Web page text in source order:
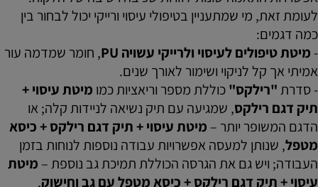
לעומת זאת, מי שמתעניין בטיפולי עיסוי ורייקי יכול לבחור בין
כמה דגמים:
- מיטת טיפולים לעיסוי ולרייקי עשויה PU
, חומר שמדמה עור
אמיתי אך קל לניקוי ושימור לאורך שנים.
- סדרת"רילקס"כוללת מספר וריאציות כמו מיטת עיסוי +
תיק דגם רילקס, שמגיעה עם תיק נשיאה לניידות קלה; או
הדגם המשופר יותר – מיטת עיסוי + תיק דגם רילקס + כיסא
מטפל, שנותן למעסה אפשרויות עבודה נוספות לנוחות בזמן
העבודה; ויש גם את הגרסה הכוללת תמיכת גב נוספת – מיטת
עיסוי + תיק דגם רילקס + כיסא מטפל עם גב וחישוק,